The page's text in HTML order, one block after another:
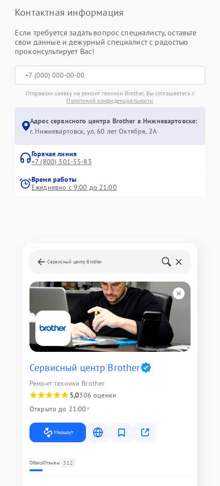
Контактная информация
Если требуется задать вопрос специалисту, оставьте
свои данные и дежурный специалист с радостью
проконсультирует Вас!
Отправляя заявку на ремонт техники Brother, Вы соглашаетесь с
Политикой конфиденциальности
Адрес сервисного центра Brother в Нижневартовске:
г. Нижневартовск, ул. 60 лет Октября, 2А
Горячая линия
+7 (800) 301-55-83
Время работы
Ежедневно с 9:00 до 21:00
Сервисный центр Brother
Сервисный центр Brother
Ремонт техники Brother
5,0306 оценки
Открыто до 21:00
Маршрут
ОбзорОтзывы 312